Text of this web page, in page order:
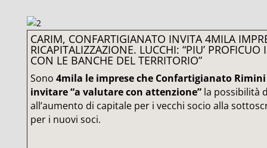
CARIM, CONFARTIGIANATO INVITA 4MILA
RICAPITALIZZAZIONE. LUCCHI: “PIU’ PROFICUO
CON LE BANCHE DEL TERRITORIO”
Sono 4mila le imprese che Confartigianato
invitare “a valutare con attenzione”la possibilità
all’aumento di capitale per i vecchi socio alla
per i nuovi soci.